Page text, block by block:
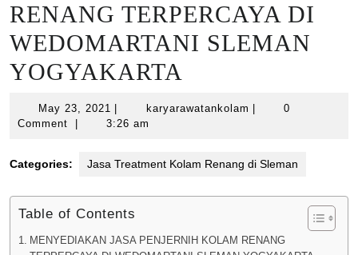
RENANG TERPERCAYA DI
WEDOMARTANI SLEMAN
YOGYAKARTA
May 23, 2021 May
23,
karyarawatankolam karyarawatankolam
0
Comment
3:26 am
Categories: Jasa Treatment Kolam Renang di Sleman
Table of Contents
MENYEDIAKAN JASA PENJERNIH KOLAM RENANG